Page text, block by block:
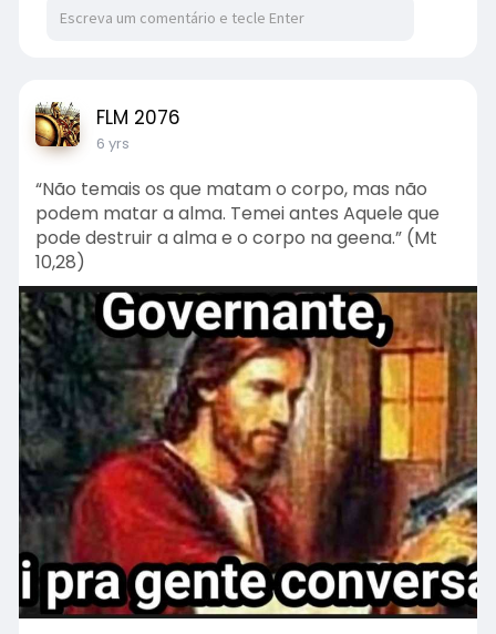
FLM 2076
6 yrs
“Não temais os que matam o corpo, mas não
podem matar a alma. Temei antes Aquele que
pode destruir a alma e o corpo na geena.” (Mt
10,28)